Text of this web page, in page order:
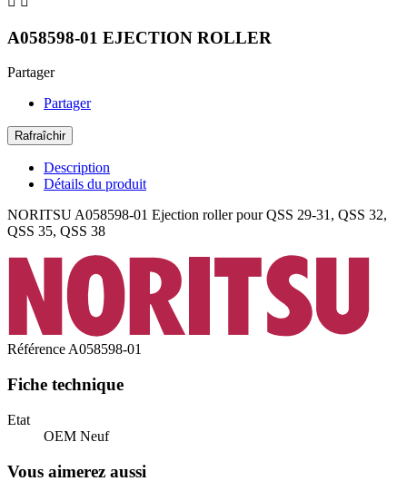
A058598-01 EJECTION ROLLER
Partager
Partager
Description
Détails du produit
NORITSU A058598-01 Ejection roller pour QSS 29-31, QSS 32,
QSS 35, QSS 38
RéférenceA058598-01
Fiche technique
Etat
OEM Neuf
Vous aimerez aussi